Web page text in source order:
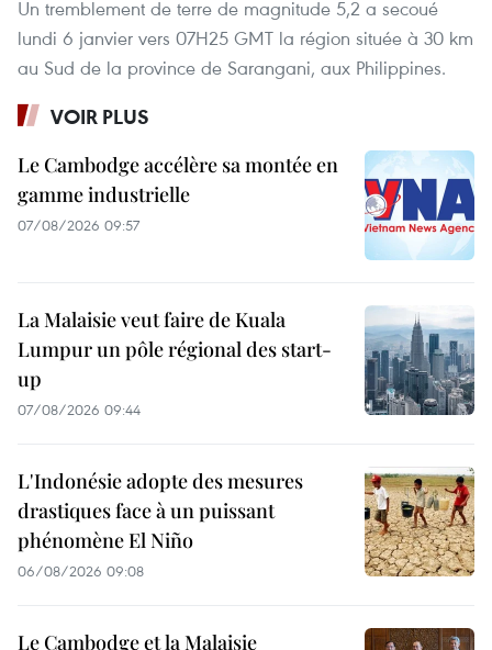
Un tremblement de terre de magnitude 5,2 a secoué
lundi 6 janvier vers 07H25 GMT la région située à 30 km
au Sud de la province de Sarangani, aux Philippines.
VOIR PLUS
Le Cambodge accélère sa montée en
gamme industrielle
07/08/2026 09:57
La Malaisie veut faire de Kuala
Lumpur un pôle régional des start-
up
07/08/2026 09:44
L'Indonésie adopte des mesures
drastiques face à un puissant
phénomène El Niño
06/08/2026 09:08
Le Cambodge et la Malaisie